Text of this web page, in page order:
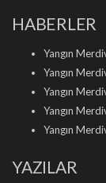
HABERLER
Yangın
Yangın
Yangın
Yangın
Yangın
YAZILAR